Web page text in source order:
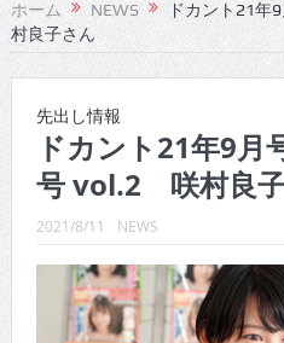
CINEMA×STYLE 291号
CINEMA×STYLE 289号
CINEMA×STYLE 288号
CINEMA×STYLE 287号
CINEMA×STYLE 286号
CINEMA×STYLE 285号
ホーム NEWS
ドカント21年
村良子さん
先出し情報
ドカント21年9月
号 vol.2 咲村良
2021/8/11 NEWS